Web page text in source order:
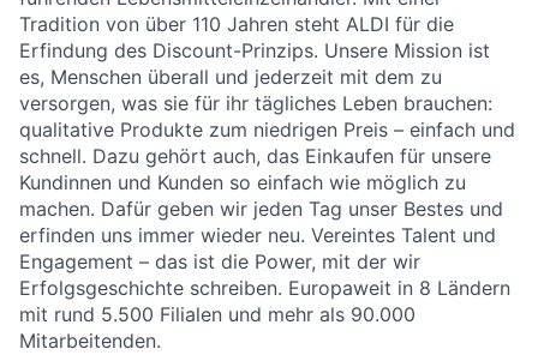
Tradition von über 110 Jahren steht ALDI für die
Erfindung des Discount-Prinzips. Unsere Mission ist
es, Menschen überall und jederzeit mit dem zu
versorgen, was sie für ihr tägliches Leben brauchen:
qualitative Produkte zum niedrigen Preis – einfach und
schnell. Dazu gehört auch, das Einkaufen für unsere
Kundinnen und Kunden so einfach wie möglich zu
machen. Dafür geben wir jeden Tag unser Bestes und
erfinden uns immer wieder neu. Vereintes Talent und
Engagement – das ist die Power, mit der wir
Erfolgsgeschichte schreiben. Europaweit in 8 Ländern
mit rund 5.500 Filialen und mehr als 90.000
Mitarbeitenden.